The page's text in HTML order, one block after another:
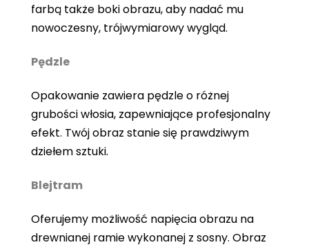
farbą także boki obrazu, aby nadać mu
nowoczesny, trójwymiarowy wygląd.
Pędzle
Opakowanie zawiera pędzle o różnej
grubości włosia, zapewniające profesjonalny
efekt. Twój obraz stanie się prawdziwym
dziełem sztuki.
Blejtram
Oferujemy możliwość napięcia obrazu na
drewnianej ramie wykonanej z sosny. Obraz